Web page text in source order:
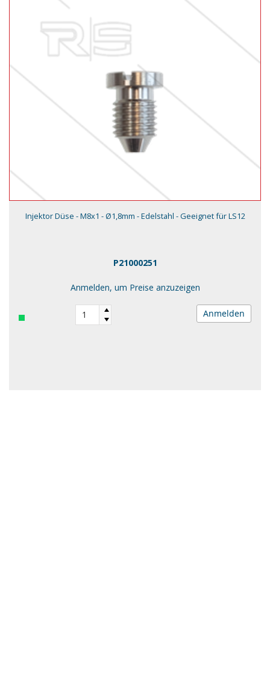
Injektor Düse - M8x1 - Ø1,8mm - Edelstahl - Geeignet für LS12
P21000251
Anmelden, um Preise anzuzeigen
Anmelden